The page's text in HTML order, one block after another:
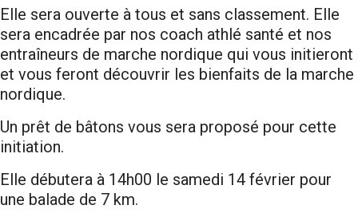
Elle sera ouverte à tous et sans classement. Elle
sera encadrée par nos coach athlé santé et nos
entraîneurs de marche nordique qui vous initieront
et vous feront découvrir les bienfaits de la marche
nordique.
Un prêt de bâtons vous sera proposé pour cette
initiation.
Elle débutera à 14h00 le samedi 14 février pour
une balade de 7 km.